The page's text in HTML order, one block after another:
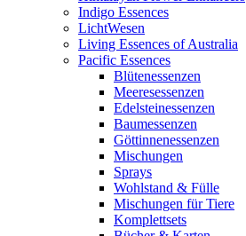
Indigo Essences
LichtWesen
Living Essences of Australia
Pacific Essences
Blütenessenzen
Meeresessenzen
Edelsteinessenzen
Baumessenzen
Göttinnenessenzen
Mischungen
Sprays
Wohlstand & Fülle
Mischungen für Tiere
Komplettsets